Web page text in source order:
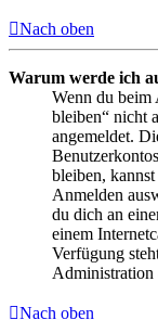
Nach oben
Warum werde ich
Wenn du beim
bleiben“ nicht
angemeldet.
bleiben,
Anmelden
du dich an
einem
Verfügung
Administration
Nach oben